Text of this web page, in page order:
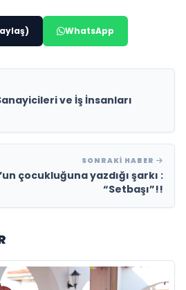
WhatsApp
ve İş İnsanları
SONRAKI HABER
çocukluğuna yazdığı şarkı :
“Setbaşı”!!